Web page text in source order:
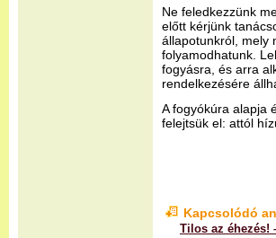
Ne feledkezzünk
előtt kérjünk
állapotunkról, mely
folyamodhatunk.
fogyásra, és arra
rendelkezésére
A fogyókúra alapja
felejtsük el: attól
Kapcsolódó
Tilos az éhezés!